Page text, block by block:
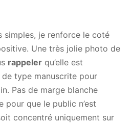
simples, je renforce le coté
Une très jolie photo de
rappeler qu’elle est
type manuscrite pour
Pas de marge blanche
pour que le public n’est
concentré uniquement sur